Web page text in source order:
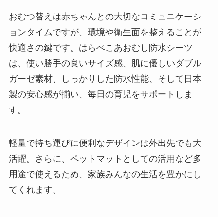
おむつ替えは赤ちゃんとの大切なコミュニケーシ
ョンタイムですが、環境や衛生面を整えることが
快適さの鍵です。はらぺこあおむし防水シーツ
は、使い勝手の良いサイズ感、肌に優しいダブル
ガーゼ素材、しっかりした防水性能、そして日本
製の安心感が揃い、毎日の育児をサポートしま
す。
軽量で持ち運びに便利なデザインは外出先でも大
活躍。さらに、ペットマットとしての活用など多
用途で使えるため、家族みんなの生活を豊かにし
てくれます。